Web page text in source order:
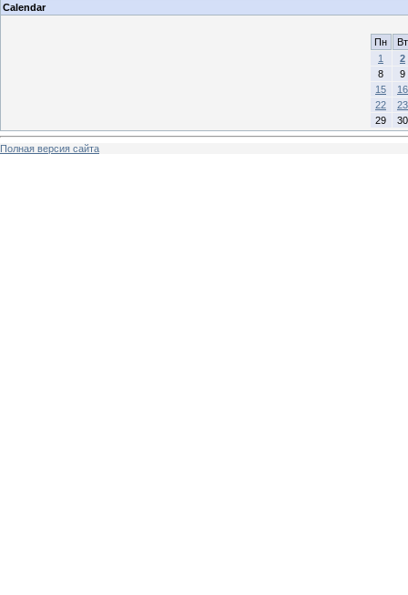
Calendar
Пн
Вт
1
2
8
9
15
16
22
23
29
30
Полная версия сайта